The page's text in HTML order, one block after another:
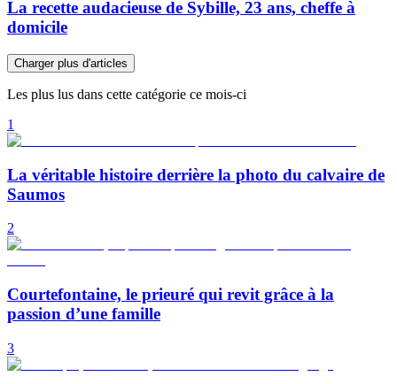
La recette audacieuse de Sybille, 23 ans, cheffe à
domicile
Charger plus d'articles
Les plus lus dans cette catégorie ce mois-ci
1
La véritable histoire derrière la photo du calvaire de
Saumos
2
Courtefontaine, le prieuré qui revit grâce à la
passion d’une famille
3